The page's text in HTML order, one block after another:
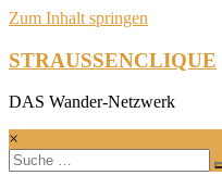
Zum Inhalt springen
STRAUSSENCLIQUE
DAS Wander-Netzwerk
×